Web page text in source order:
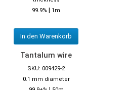
99.9% | 1m
In den Warenkorb
Tantalum wire
SKU: 009429-2
0.1 mm diameter